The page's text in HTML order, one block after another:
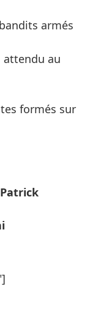
armés
attendu au
formés sur
Patrick